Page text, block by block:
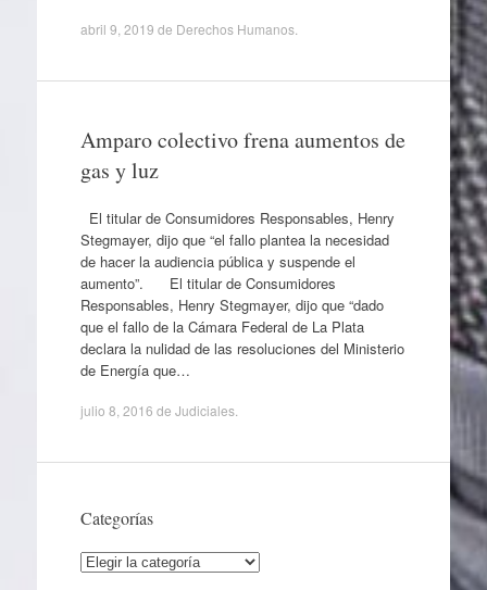
abril 9, 2019 de Derechos Humanos.
Amparo colectivo frena aumentos de
gas y luz
El titular de Consumidores Responsables, Henry
Stegmayer, dijo que “el fallo plantea la necesidad
de hacer la audiencia pública y suspende el
aumento”. El titular de Consumidores
Responsables, Henry Stegmayer, dijo que “dado
que el fallo de la Cámara Federal de La Plata
declara la nulidad de las resoluciones del Ministerio
de Energía que…
julio 8, 2016 de Judiciales.
Categorías
Categorías